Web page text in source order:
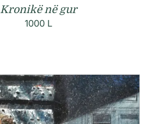
Kronikë në gur
1000 L